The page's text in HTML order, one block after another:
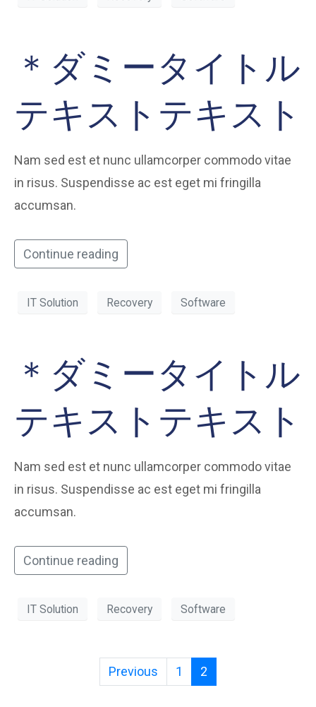
＊ダミータイトル
テキストテキスト
Nam sed est et nunc ullamcorper commodo vitae
in risus. Suspendisse ac est eget mi fringilla
accumsan.
Continue reading
IT Solution Recovery Software
＊ダミータイトル
テキストテキスト
Nam sed est et nunc ullamcorper commodo vitae
in risus. Suspendisse ac est eget mi fringilla
accumsan.
Continue reading
IT Solution Recovery Software
Previous 1 2